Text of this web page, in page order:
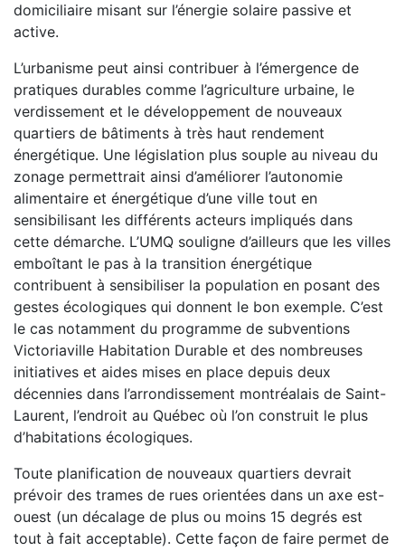
domiciliaire misant sur l’énergie solaire passive et
active.
L’urbanisme peut ainsi contribuer à l’émergence de
pratiques durables comme l’agriculture urbaine, le
verdissement et le développement de nouveaux
quartiers de bâtiments à très haut rendement
énergétique. Une législation plus souple au niveau du
zonage permettrait ainsi d’améliorer l’autonomie
alimentaire et énergétique d’une ville tout en
sensibilisant les différents acteurs impliqués dans
cette démarche. L’UMQ souligne d’ailleurs que les villes
emboîtant le pas à la transition énergétique
contribuent à sensibiliser la population en posant des
gestes écologiques qui donnent le bon exemple. C’est
le cas notamment du programme de subventions
Victoriaville Habitation Durable et des nombreuses
initiatives et aides mises en place depuis deux
décennies dans l’arrondissement montréalais de Saint-
Laurent, l’endroit au Québec où l’on construit le plus
d’habitations écologiques.
Toute planification de nouveaux quartiers devrait
prévoir des trames de rues orientées dans un axe est-
ouest (un décalage de plus ou moins 15 degrés est
tout à fait acceptable). Cette façon de faire permet de